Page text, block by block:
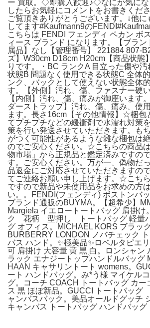
ー 買取。◇即購入歓迎♪◇なにか気にな
したらお気軽にコメントをお書きくだ
ご覧頂きありがとうございます。↓他に
してます#Kaufmann9の
こちらは FENDI フェンディ ペカン ボ
ィース ブランド になります。【ブラ
属品】なし【管理番号】 221884 807-
ズ】W30cm D18cm H20cm【商品状態
りです。・BC ランクA 目立った傷や
状態B 問題なく使用できる状態C 全体
ンク、バックとして使えない状態全体
す。【外側】汚れ、傷、ファスナー硬
【内側】汚れ、傷、痛みが御座います
ダーストラップ】汚れ、傷、痛み、使
ます。長さ16cm【その他情報】☆梱包
てプチプチなどの緩衝剤で水濡れ対策
策を行い発送させていただきます。も
がつく可能性があるような雑な梱包は
のでご安心ください。☆こちらの商品
物市場」から正規品と鑑定済みですの
す。ご安心ください。万が一、偽物だ
品返金にご対応させていただきますの
てご連絡お願い申し上げます。☆こち
ですので新品や未使用品をお求めの方
い。。FENDI(フェンディ) ボストンバ
ブランド通販のBUYMA。【超希少】
Margiela イエロートートバッグ 肩掛け
ク 花柄 型押し トートバッグ 軽量
グ オフィス。MICHAEL KORS ブラッ
BURBERRY LONDON ノバチェック
バス ハンド。✨極美品✨ロベルタピエ
可 肩掛け 大容量 黄 黒 白。ロンシャン
ラック エナジートップハンドルバッグ
HAAN キャサリントート womens。
ート ハンドバッグ。み*う様 マイケル
グ。コーチ COACH トートバッグ カー
ス 黒 ほぼ新品。GUCCI トートバッ
ャンバスバック。美品オールドグッチ
キャンバス トートバッグ ハンドバッグ